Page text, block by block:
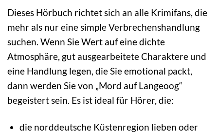
Dieses Hörbuch richtet sich an alle Krimifans, die
mehr als nur eine simple Verbrechenshandlung
suchen. Wenn Sie Wert auf eine dichte
Atmosphäre, gut ausgearbeitete Charaktere und
eine Handlung legen, die Sie emotional packt,
dann werden Sie von „Mord auf Langeoog“
begeistert sein. Es ist ideal für Hörer, die:
die norddeutsche Küstenregion lieben oder